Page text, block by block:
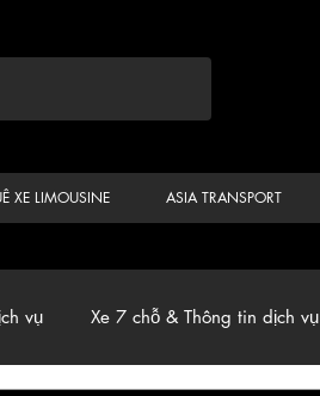
XE LIMOUSINE ASIA TRANSPORT
vụ Xe 7 chỗ & Thông tin dịch vụ